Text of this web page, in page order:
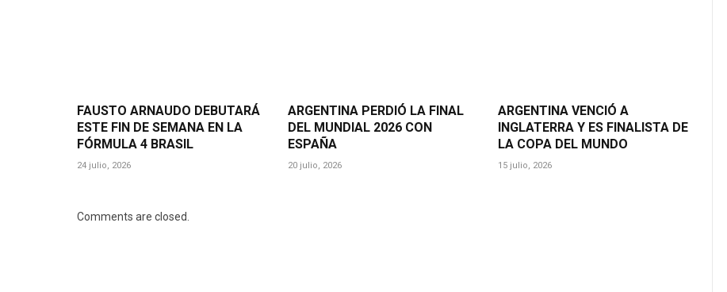
FAUSTO ARNAUDO DEBUTARÁ
ESTE FIN DE SEMANA EN LA
FÓRMULA 4 BRASIL
24 julio, 2026
ARGENTINA PERDIÓ LA FINAL
DEL MUNDIAL 2026 CON
ESPAÑA
20 julio, 2026
ARGENTINA VENCIÓ A
INGLATERRA Y ES FINALISTA DE
LA COPA DEL MUNDO
15 julio, 2026
Comments are closed.